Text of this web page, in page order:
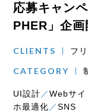
応募キャン
PHER」企画
CLIENTS フ
CATEGORY
UI設計 Webサイ
ホ最適化
SNS